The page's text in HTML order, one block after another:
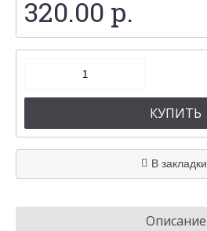
320.00 р.
КУПИТЬ
В закладки
Описание